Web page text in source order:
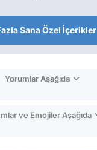
Sana Özel İçerikler
Yorumlar Aşağıda
ve Emojiler Aşağıda